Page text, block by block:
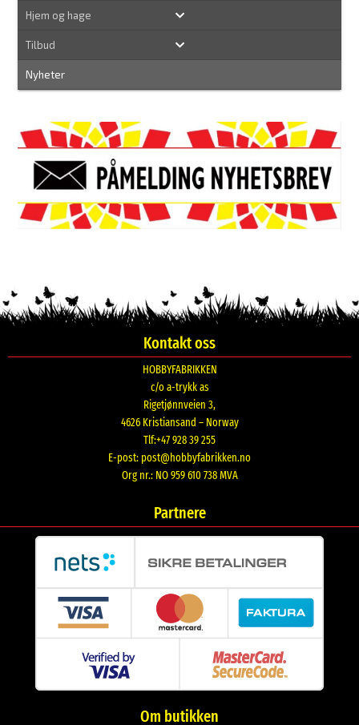
Hjem og hage
Tilbud
Nyheter
Kontakt oss
HOBBYFABRIKKEN
c/o a-trykk as
Rigetjønnveien 3,
4626 Kristiansand – Norway
Tlf:+47 928 39 255
E-post: post@hobbyfabrikken.no
Org nr.: NO 959 610 738 MVA
Partnere
Om butikken